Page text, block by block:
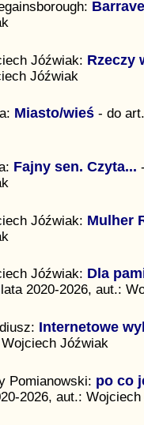
Jóźwiak: Rzeczy
Jóźwiak
Miasto/wieś - do
Fajny sen. Czyta...
Jóźwiak: Mulher
Jóźwiak: Dla
2020-2026, aut.:
Internetowe
Jóźwiak
Pomianowski: po co
2026, aut.: